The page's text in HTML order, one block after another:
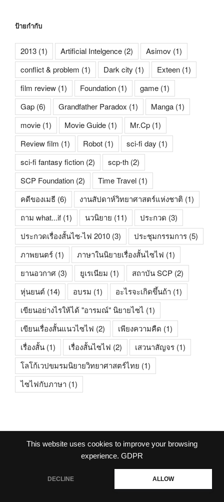
This website uses cookies to improve your browsing
experience. GDPR
DECLINE ALLOW
ป้ายกำกับ
2013 (1) Artificial Intelgence (2) Asimov (1)
conflict & problem (1) Dark city (1) Exteen (1)
film review (1) Foundation (1) game (1)
Gap (6) Grandfather Paradox (1) Manga (1)
movie (1) Movie Guide (1) Mr.Cp (1)
Review film (1) Robot (1) sci-fi day (1)
sci-fi fantasy fiction (2) scp-th (2)
SCP Foundation (2) Time Travel (1)
คดีของเมธี (6) งานสัปดาห์วิทยาศาสตร์แห่งชาติ (1)
ถาม what...if (1) นวนิยาย (11) ประกวด (3)
ประกวดเรื่องสั้นไซ-ไฟ 2010 (3) ประชุมกรรมการ (5)
ภาพยนตร์ (1) ภาษาในนิยายเรื่องสั้นไซไฟ (1)
ยานอวกาศ (3) ยูเรเนียม (1) สถาบัน SCP (2)
หุ่นยนต์ (14) อบรม (1) อะไรจะเกิดขึ้นถ้า (1)
เขียนอย่างไรให้ได้ "อารมณ์" นิยายไซไ (1)
เขียนเรื่องสั้นแนวไซไฟ (2) เพียงความคืด (1)
เรื่องสั้น (1) เรื่องสั้นไซไฟ (2) เสวนาสัญจร (1)
โลโก้เวปขมรมนิยายวิทยาศาสตร์ไทย (1)
ไซไฟกับภาษา (1)
ภูมิใจนำเสนอโดย WordPress